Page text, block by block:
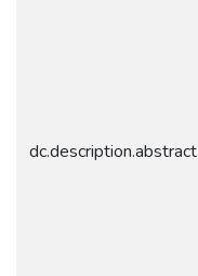
dc.description.abstract